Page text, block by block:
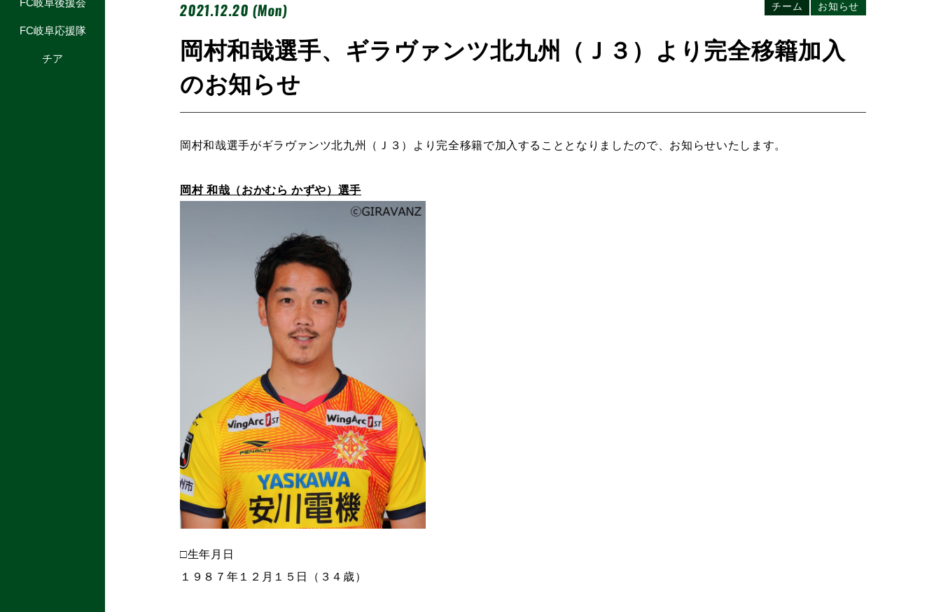
FC岐阜応援隊
チア
2021.12.20 (Mon) お知らせ
チーム
岡村和哉選手、ギラヴァンツ北九州（Ｊ３）より完全移籍加入
のお知らせ
岡村和哉選手がギラヴァンツ北九州（Ｊ３）より完全移籍で加入することとなりましたので、お知らせいたします。
岡村 和哉（おかむら かずや）選手
□生年月日
１９８７年１２月１５日（３４歳）